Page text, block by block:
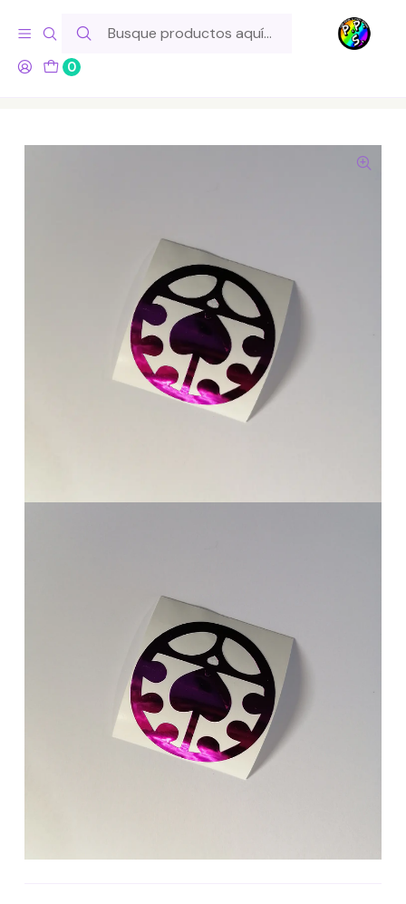
0
Hola! Si tu pedido incluye productos de fabricación propia,
ten en cuenta este tiempo para el despacho
Inicio Lo Hacemos Nosotros